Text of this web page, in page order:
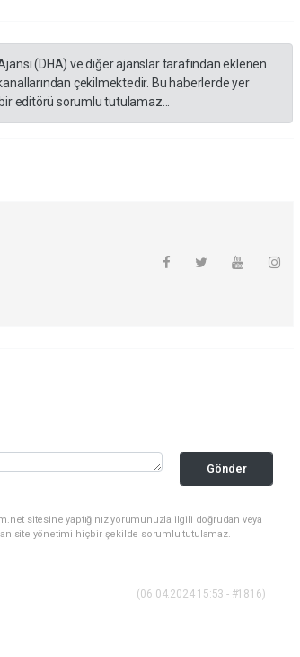
(DHA) ve diğer ajanslar tarafından eklenen
çekilmektedir. Bu haberlerde yer
editörü sorumlu tutulamaz...
Gönder
sitesine yaptığınız yorumunuzla ilgili doğrudan veya
site yönetimi hiçbir şekilde sorumlu tutulamaz.
(06.04.2024 15:53 - #1816)